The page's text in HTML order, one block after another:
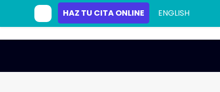
HAZ TU CITA ONLINE ENGLISH